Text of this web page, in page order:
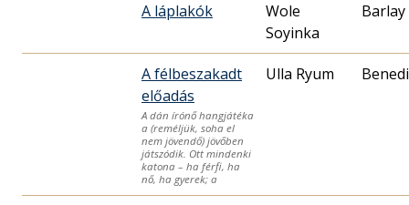
A láplakók
Wole
Soyinka
Barlay
A félbeszakadt
előadás
A dán írónő hangjátéka
a (reméljük, soha el
nem jövendő) jövőben
játszódik. Ott mindenki
katona – ha férfi, ha
nő, ha gyerek; a
Ulla Ryum